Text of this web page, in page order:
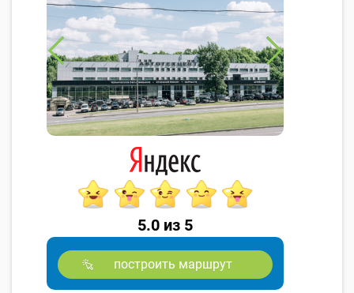
5.0 из 5
построить маршрут